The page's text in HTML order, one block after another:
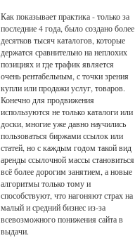
Как показывает практика - только за
последние 4 года, было создано более
десятков тысяч каталогов, которые
держатся сравнительно на неплохих
позициях и где трафик является
очень рентабельным, с точки зрения
купли или продажи услуг, товаров.
Конечно для продвижения
используются не только каталоги или
доски, многие уже давно научились
пользоваться биржами ссылок или
статей, но с каждым годом такой вид
аренды ссылочной массы становиться
всё более дорогим занятием, а новые
алгоритмы только тому и
способствуют, что нагоняют страх на
малый и средний бизнес из-за
всевозможного понижения сайта в
выдачи.